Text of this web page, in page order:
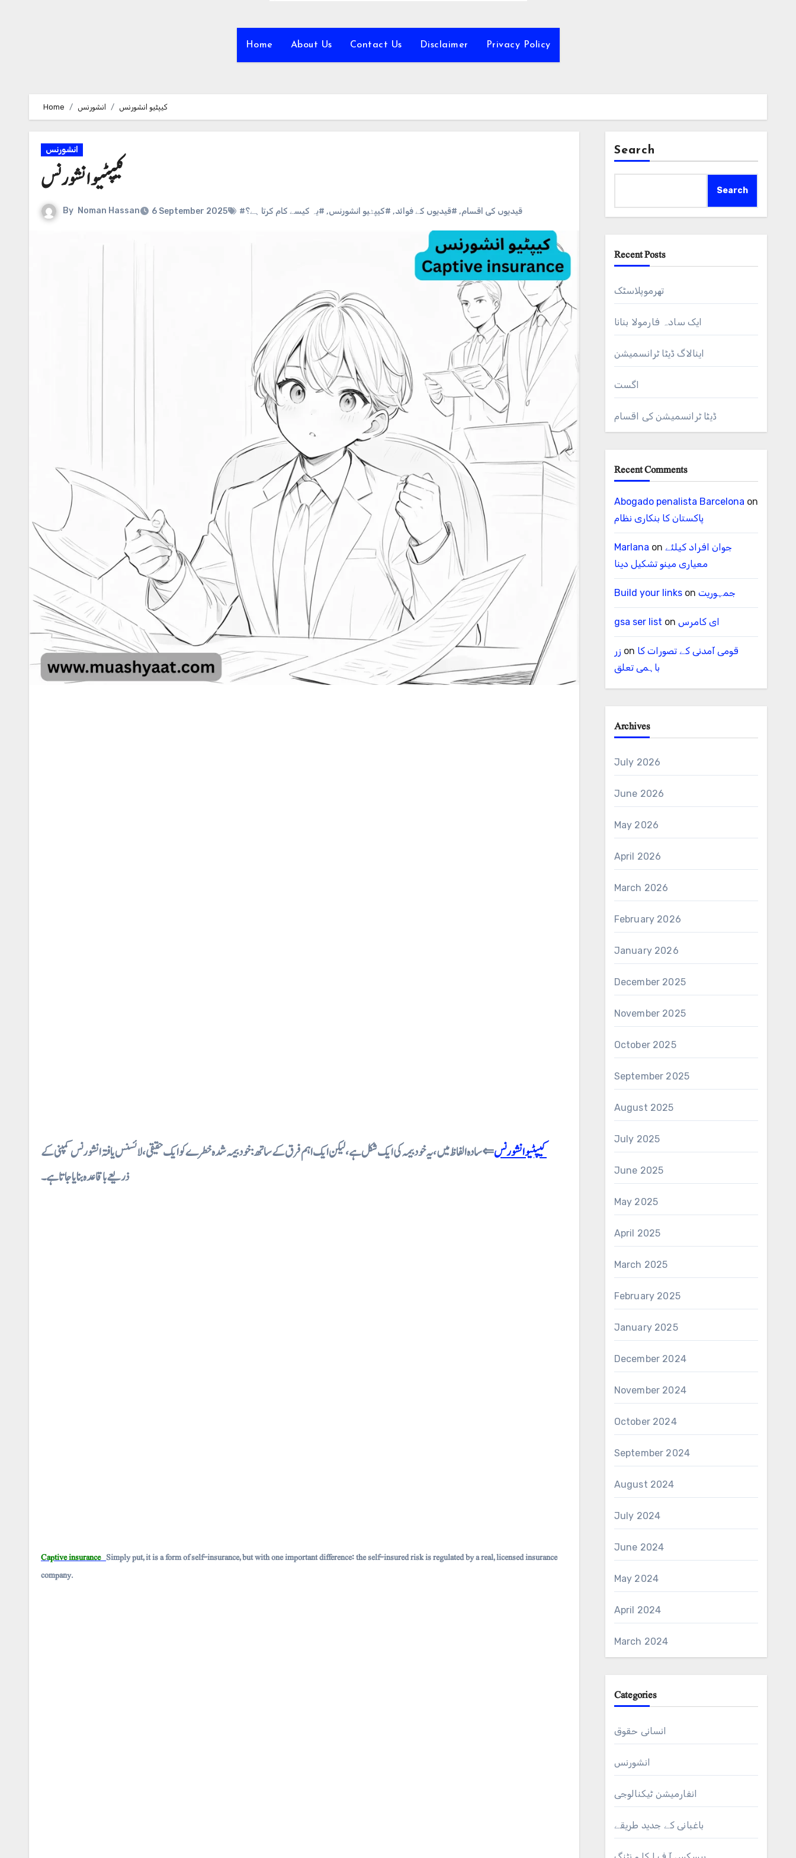
Home About Us Contact Us Disclaimer Privacy Policy
Home انشورنس کیپٹیو انشورنس
انشورنس
کیپٹیو انشورنس
By Noman Hassan 6 September 2025 #قیدیوں کی اقسام, #قیدیوں کے فوائد, #کیپٹیو انشورنس, #یہ کیسے کام کرتا ہے؟
کیپٹیو انشورنس⇐ سادہ الفاظ میں، یہ خود بیمہ کی ایک شکل ہے، لیکن ایک اہم فرق کے ساتھ: خود بیمہ شدہ خطرے کو ایک حقیقی، لائسنس یافتہ انشورنس کمپنی کے
ذریعے باقاعدہ بنایا جاتا ہے۔
Captive insuranceSimply put, it is a form of self-insurance, but with one important difference: the self-insured risk is regulated by a real, licensed insurance
company.
Search
Search
Recent Posts
تھرموپلاسٹک
ایک سادہ فارمولا بنانا
اینالاگ ڈیٹا ٹرانسمیشن
اگست
ڈیٹا ٹرانسمیشن کی اقسام
Recent Comments
Abogado penalista Barcelona on
پاکستان کا بنکاری نظام
Marlana on جوان افراد کیلئے
معیاری مینو تشکیل دینا
Build your linkson جمہوریت
gsa ser list on ای کامرس
زر on قومی آمدنی کے تصورات کا
باہمی تعلق
Archives
July 2026
June 2026
May 2026
April 2026
March 2026
February 2026
January 2026
December 2025
November 2025
October 2025
September 2025
August 2025
July 2025
June 2025
May 2025
April 2025
March 2025
February 2025
January 2025
December 2024
November 2024
October 2024
September 2024
August 2024
July 2024
June 2024
May 2024
April 2024
March 2024
Categories
انسانی حقوق
انشورنس
انفارمیشن ٹیکنالوجی
باغبانی کے جدید طریقے